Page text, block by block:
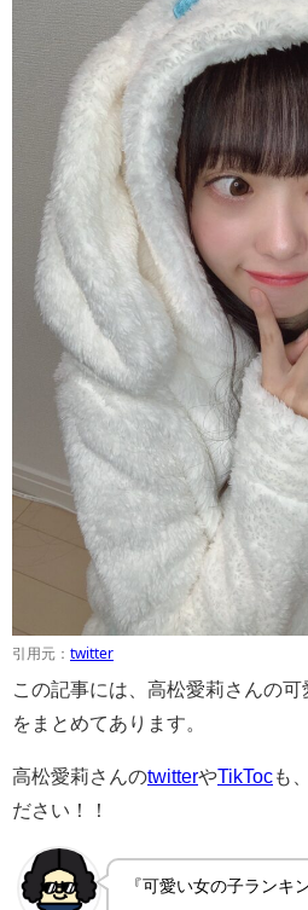
引用元： twitter
この記事には、高松愛莉さんの
をまとめてあります。
高松愛莉さんのtwitterやTikTocも
ださい！！
『可愛い女の子ランキ